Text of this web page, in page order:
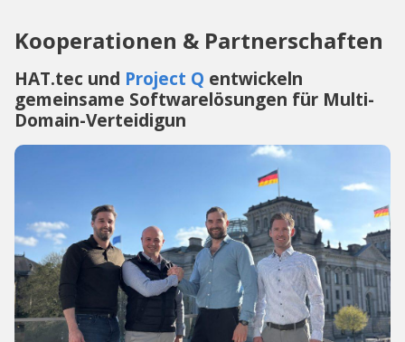
Kooperationen & Partnerschaften
HAT.tec und Project Q entwickeln
gemeinsame Softwarelösungen für Multi-
Domain-Verteidigun